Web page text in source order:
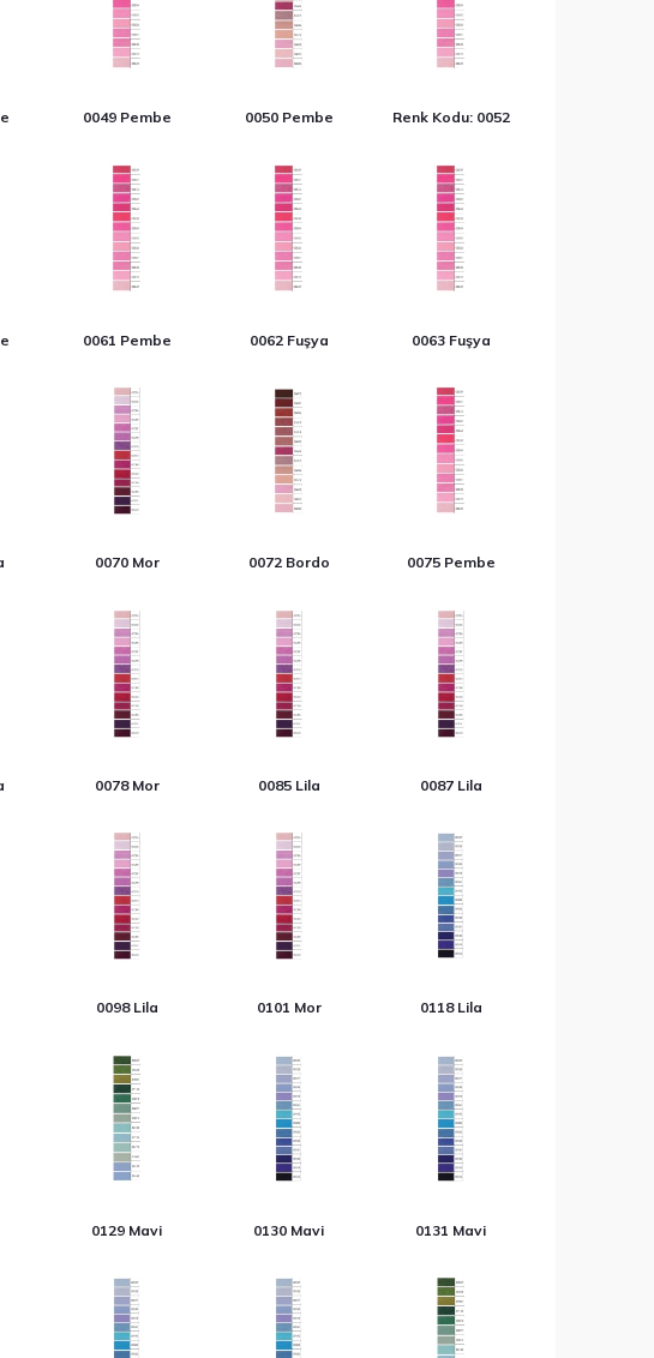
0049 Pembe 0050 Pembe Renk Kodu: 0052
0061 Pembe 0062 Fuşya 0063 Fuşya
0070 Mor 0072 Bordo 0075 Pembe
0078 Mor 0085 Lila 0087 Lila
0098 Lila 0101 Mor 0118 Lila
0129 Mavi 0130 Mavi 0131 Mavi